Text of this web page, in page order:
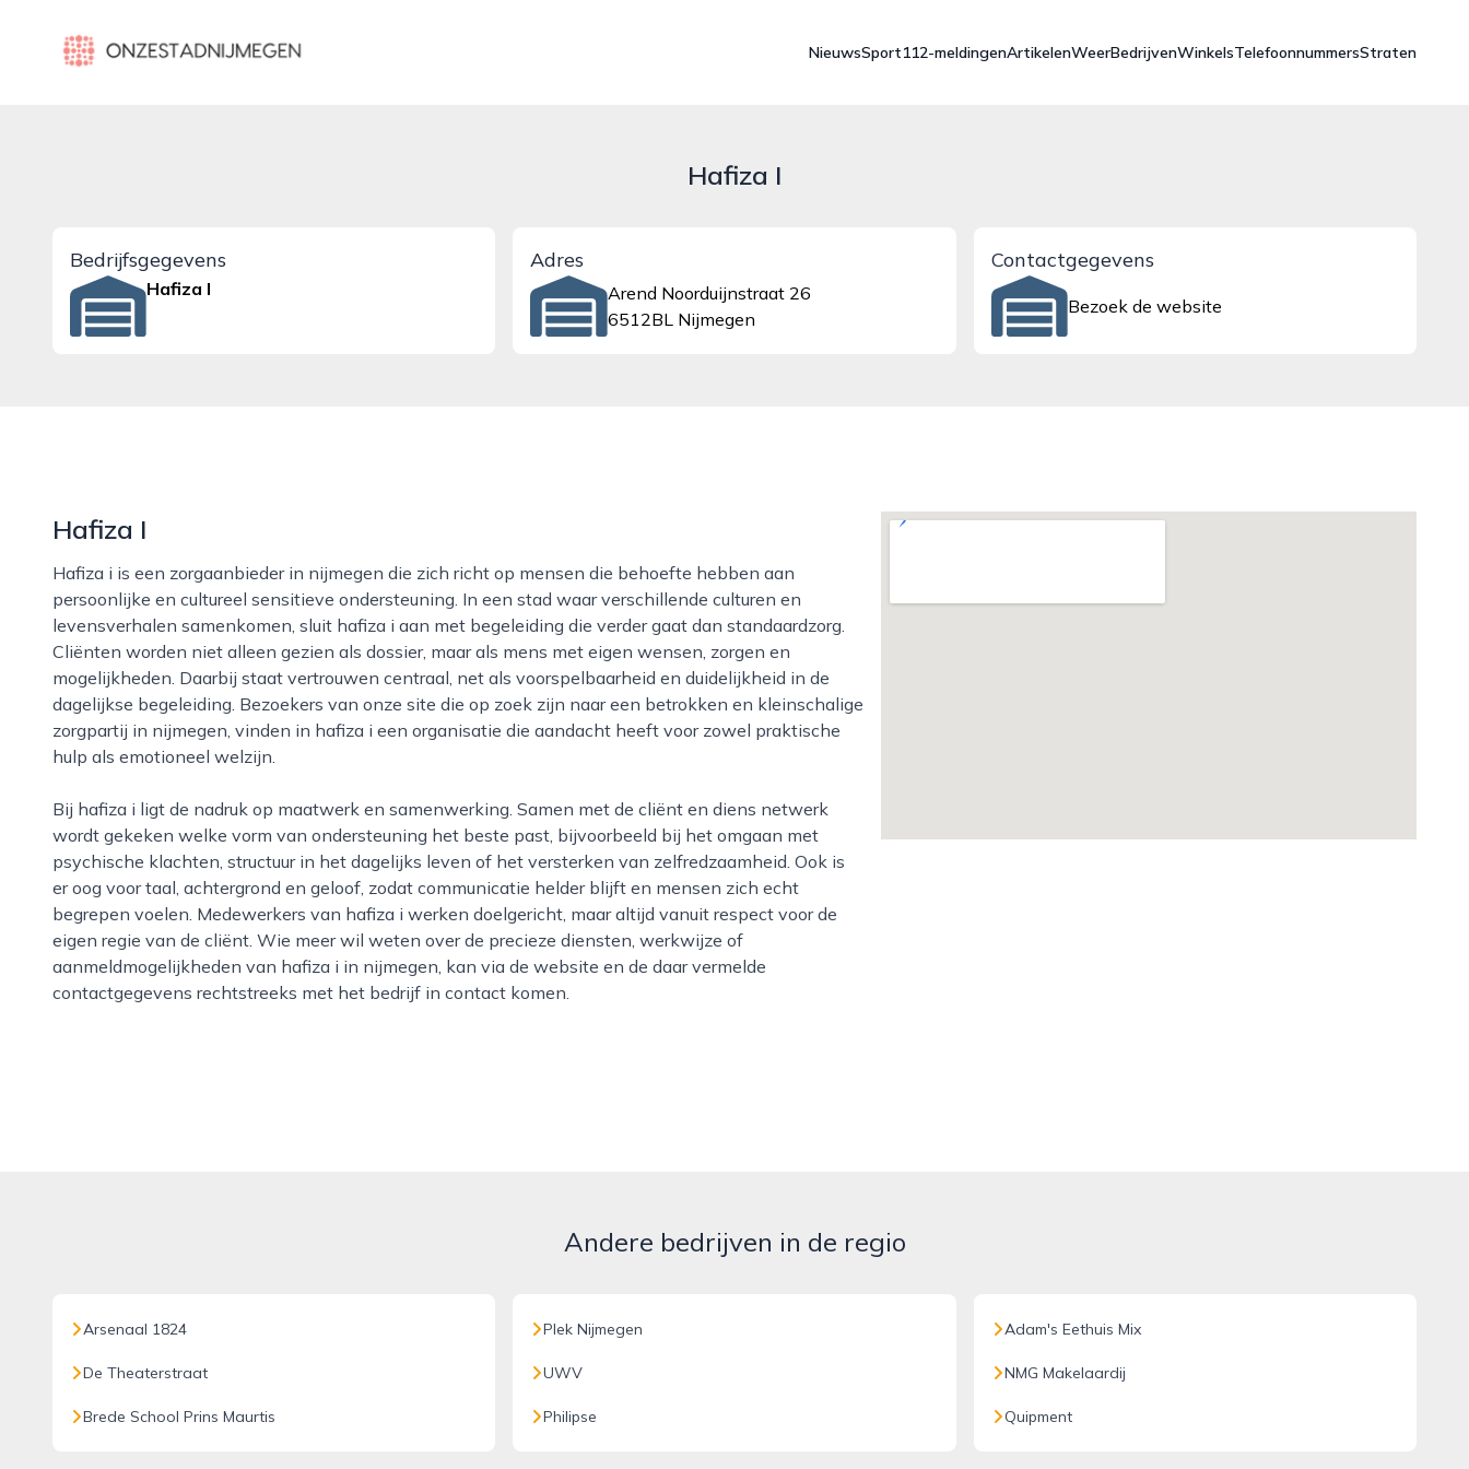
onzestadnijmegen.nl
NieuwsSport112-meldingenArtikelenWeerBedrijvenWinkelsTelefoonnummersStraten
Hafiza I
Bedrijfsgegevens
Hafiza I
Adres
Arend Noorduijnstraat 26
6512BL Nijmegen
Contactgegevens
Bezoek de website
Hafiza I
Hafiza i is een zorgaanbieder in nijmegen die zich richt op mensen die behoefte hebben aan
persoonlijke en cultureel sensitieve ondersteuning. In een stad waar verschillende culturen en
levensverhalen samenkomen, sluit hafiza i aan met begeleiding die verder gaat dan standaardzorg.
Cliënten worden niet alleen gezien als dossier, maar als mens met eigen wensen, zorgen en
mogelijkheden. Daarbij staat vertrouwen centraal, net als voorspelbaarheid en duidelijkheid in de
dagelijkse begeleiding. Bezoekers van onze site die op zoek zijn naar een betrokken en kleinschalige
zorgpartij in nijmegen, vinden in hafiza i een organisatie die aandacht heeft voor zowel praktische
hulp als emotioneel welzijn.
Bij hafiza i ligt de nadruk op maatwerk en samenwerking. Samen met de cliënt en diens netwerk
wordt gekeken welke vorm van ondersteuning het beste past, bijvoorbeeld bij het omgaan met
psychische klachten, structuur in het dagelijks leven of het versterken van zelfredzaamheid. Ook is
er oog voor taal, achtergrond en geloof, zodat communicatie helder blijft en mensen zich echt
begrepen voelen. Medewerkers van hafiza i werken doelgericht, maar altijd vanuit respect voor de
eigen regie van de cliënt. Wie meer wil weten over de precieze diensten, werkwijze of
aanmeldmogelijkheden van hafiza i in nijmegen, kan via de website en de daar vermelde
contactgegevens rechtstreeks met het bedrijf in contact komen.
Andere bedrijven in de regio
Arsenaal 1824
De Theaterstraat
Brede School Prins Maurtis
Plek Nijmegen
UWV
Philipse
Adam's Eethuis Mix
NMG Makelaardij
Quipment